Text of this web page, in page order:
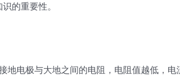
的重要性。
地电极与大地之间的电阻，电阻值越低，电